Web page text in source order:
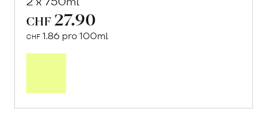
CHF 27.90
CHF 1.86 pro 100ml